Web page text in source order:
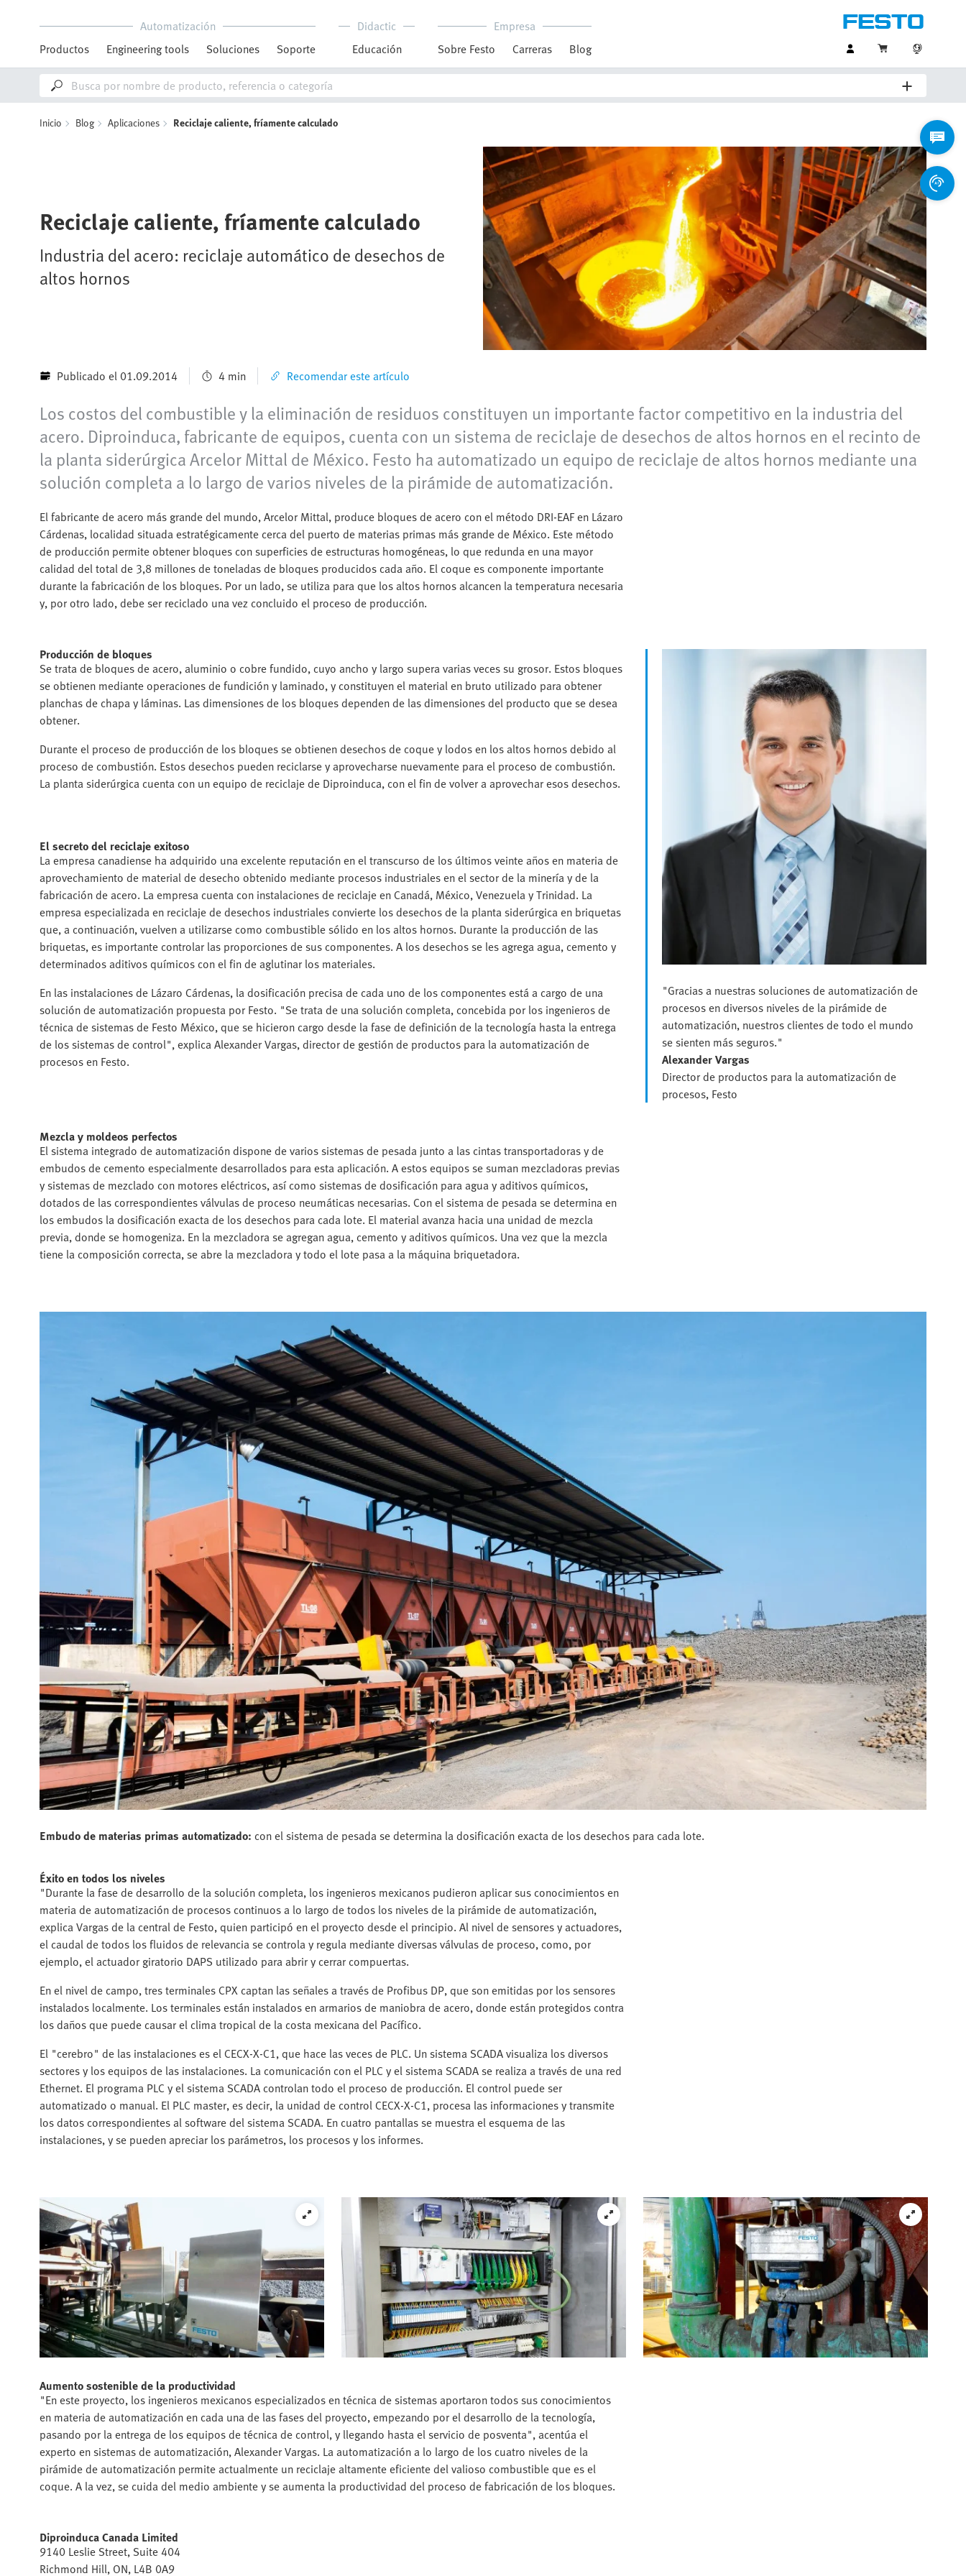
Automatización
Productos
Engineering tools Soluciones Soporte
Didactic
Educación
Empresa
Sobre Festo
Carreras Blog
Inicio Blog Aplicaciones Reciclaje caliente, fríamente calculado
Reciclaje caliente, fríamente calculado
Industria del acero: reciclaje automático de desechos de
altos hornos
Publicado el 01.09.2014 4 min Recomendar este artículo
Los costos del combustible y la eliminación de residuos constituyen un importante factor competitivo en la industria del
acero. Diproinduca, fabricante de equipos, cuenta con un sistema de reciclaje de desechos de altos hornos en el recinto de
la planta siderúrgica Arcelor Mittal de México. Festo ha automatizado un equipo de reciclaje de altos hornos mediante una
solución completa a lo largo de varios niveles de la pirámide de automatización.
El fabricante de acero más grande del mundo, Arcelor Mittal, produce bloques de acero con el método DRI-EAF en Lázaro
Cárdenas, localidad situada estratégicamente cerca del puerto de materias primas más grande de México. Este método
de producción permite obtener bloques con superficies de estructuras homogéneas, lo que redunda en una mayor
calidad del total de 3,8 millones de toneladas de bloques producidos cada año. El coque es componente importante
durante la fabricación de los bloques. Por un lado, se utiliza para que los altos hornos alcancen la temperatura necesaria
y, por otro lado, debe ser reciclado una vez concluido el proceso de producción.
Producción de bloques
Se trata de bloques de acero, aluminio o cobre fundido, cuyo ancho y largo supera varias veces su grosor. Estos bloques
se obtienen mediante operaciones de fundición y laminado, y constituyen el material en bruto utilizado para obtener
planchas de chapa y láminas. Las dimensiones de los bloques dependen de las dimensiones del producto que se desea
obtener.
Durante el proceso de producción de los bloques se obtienen desechos de coque y lodos en los altos hornos debido al
proceso de combustión. Estos desechos pueden reciclarse y aprovecharse nuevamente para el proceso de combustión.
La planta siderúrgica cuenta con un equipo de reciclaje de Diproinduca, con el fin de volver a aprovechar esos desechos.
El secreto del reciclaje exitoso
La empresa canadiense ha adquirido una excelente reputación en el transcurso de los últimos veinte años en materia de
aprovechamiento de material de desecho obtenido mediante procesos industriales en el sector de la minería y de la
fabricación de acero. La empresa cuenta con instalaciones de reciclaje en Canadá, México, Venezuela y Trinidad. La
empresa especializada en reciclaje de desechos industriales convierte los desechos de la planta siderúrgica en briquetas
que, a continuación, vuelven a utilizarse como combustible sólido en los altos hornos. Durante la producción de las
briquetas, es importante controlar las proporciones de sus componentes. A los desechos se les agrega agua, cemento y
determinados aditivos químicos con el fin de aglutinar los materiales.
En las instalaciones de Lázaro Cárdenas, la dosificación precisa de cada uno de los componentes está a cargo de una
solución de automatización propuesta por Festo. "Se trata de una solución completa, concebida por los ingenieros de
técnica de sistemas de Festo México, que se hicieron cargo desde la fase de definición de la tecnología hasta la entrega
de los sistemas de control", explica Alexander Vargas, director de gestión de productos para la automatización de
procesos en Festo.
"Gracias a nuestras soluciones de automatización de
procesos en diversos niveles de la pirámide de
automatización, nuestros clientes de todo el mundo
se sienten más seguros."
Alexander Vargas
Director de productos para la automatización de
procesos, Festo
Mezcla y moldeos perfectos
El sistema integrado de automatización dispone de varios sistemas de pesada junto a las cintas transportadoras y de
embudos de cemento especialmente desarrollados para esta aplicación. A estos equipos se suman mezcladoras previas
y sistemas de mezclado con motores eléctricos, así como sistemas de dosificación para agua y aditivos químicos,
dotados de las correspondientes válvulas de proceso neumáticas necesarias. Con el sistema de pesada se determina en
los embudos la dosificación exacta de los desechos para cada lote. El material avanza hacia una unidad de mezcla
previa, donde se homogeniza. En la mezcladora se agregan agua, cemento y aditivos químicos. Una vez que la mezcla
tiene la composición correcta, se abre la mezcladora y todo el lote pasa a la máquina briquetadora.
Embudo de materias primas automatizado: con el sistema de pesada se determina la dosificación exacta de los desechos para cada lote.
Éxito en todos los niveles
"Durante la fase de desarrollo de la solución completa, los ingenieros mexicanos pudieron aplicar sus conocimientos en
materia de automatización de procesos continuos a lo largo de todos los niveles de la pirámide de automatización,
explica Vargas de la central de Festo, quien participó en el proyecto desde el principio. Al nivel de sensores y actuadores,
el caudal de todos los fluidos de relevancia se controla y regula mediante diversas válvulas de proceso, como, por
ejemplo, el actuador giratorio DAPS utilizado para abrir y cerrar compuertas.
En el nivel de campo, tres terminales CPX captan las señales a través de Profibus DP, que son emitidas por los sensores
instalados localmente. Los terminales están instalados en armarios de maniobra de acero, donde están protegidos contra
los daños que puede causar el clima tropical de la costa mexicana del Pacífico.
El "cerebro" de las instalaciones es el CECX-X-C1, que hace las veces de PLC. Un sistema SCADA visualiza los diversos
sectores y los equipos de las instalaciones. La comunicación con el PLC y el sistema SCADA se realiza a través de una red
Ethernet. El programa PLC y el sistema SCADA controlan todo el proceso de producción. El control puede ser
automatizado o manual. El PLC master, es decir, la unidad de control CECX-X-C1, procesa las informaciones y transmite
los datos correspondientes al software del sistema SCADA. En cuatro pantallas se muestra el esquema de las
instalaciones, y se pueden apreciar los parámetros, los procesos y los informes.
Aumento sostenible de la productividad
"En este proyecto, los ingenieros mexicanos especializados en técnica de sistemas aportaron todos sus conocimientos
en materia de automatización en cada una de las fases del proyecto, empezando por el desarrollo de la tecnología,
pasando por la entrega de los equipos de técnica de control, y llegando hasta el servicio de posventa", acentúa el
experto en sistemas de automatización, Alexander Vargas. La automatización a lo largo de los cuatro niveles de la
pirámide de automatización permite actualmente un reciclaje altamente eficiente del valioso combustible que es el
coque. A la vez, se cuida del medio ambiente y se aumenta la productividad del proceso de fabricación de los bloques.
Diproinduca Canada Limited
9140 Leslie Street, Suite 404
Richmond Hill, ON, L4B 0A9